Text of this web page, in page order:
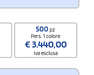
500pz
Pers. 1 colore
€3.440,00
iva esclusa